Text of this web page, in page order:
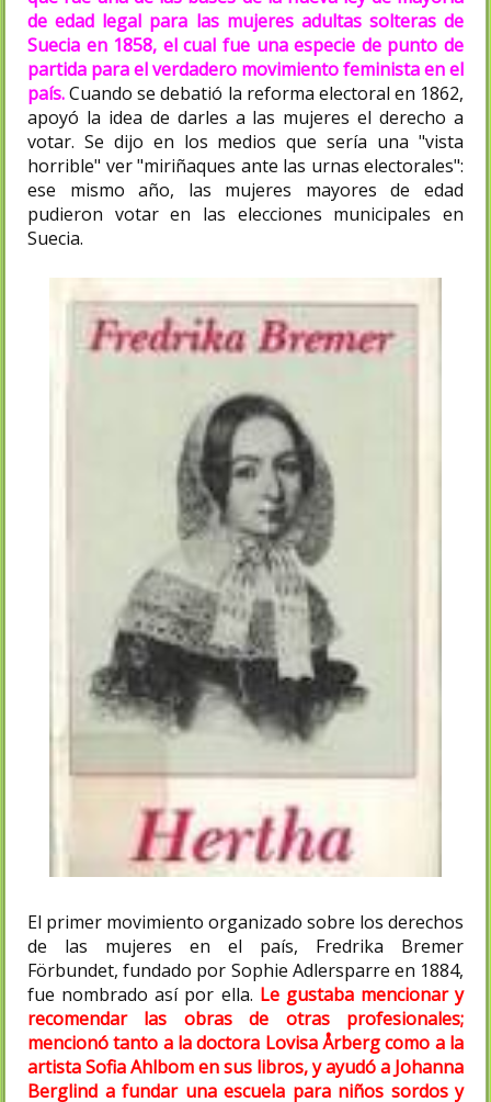
de edad legal para las mujeres adultas solteras de
Suecia en 1858, el cual fue una especie de punto de
partida para el verdadero movimiento feminista en el
país.Cuando se debatió la reforma electoral en 1862,
apoyó la idea de darles a las mujeres el derecho a
votar. Se dijo en los medios que sería una "vista
horrible" ver "miriñaques ante las urnas electorales":
ese mismo año, las mujeres mayores de edad
pudieron votar en las elecciones municipales en
Suecia.
El primer movimiento organizado sobre los derechos
de las mujeres en el país, Fredrika Bremer
Förbundet, fundado por Sophie Adlersparre en 1884,
fue nombrado así por ella. Le gustaba mencionar y
recomendar las obras de otras profesionales;
mencionó tanto a la doctora Lovisa Årberg como a la
artista Sofia Ahlbom en sus libros, y ayudó a Johanna
Berglind a fundar una escuela para niños sordos y